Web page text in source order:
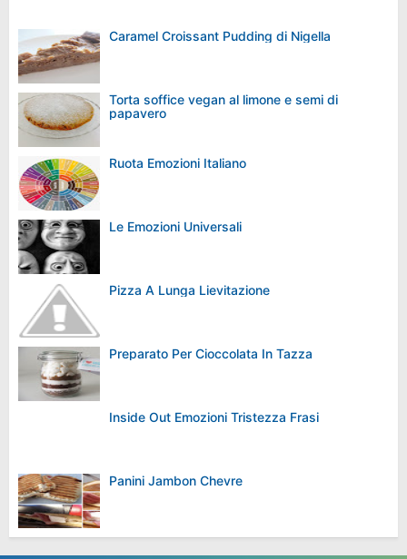
Caramel Croissant Pudding di Nigella
Torta soffice vegan al limone e semi di
papavero
Ruota Emozioni Italiano
Le Emozioni Universali
Pizza A Lunga Lievitazione
Preparato Per Cioccolata In Tazza
Inside Out Emozioni Tristezza Frasi
Panini Jambon Chevre